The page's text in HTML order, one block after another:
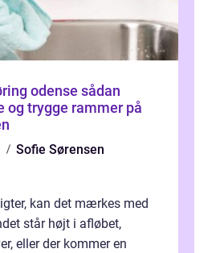
odense sådan
og trygge rammer på
Sofie Sørensen
kan det mærkes med
står højt i afløbet,
eller der kommer en